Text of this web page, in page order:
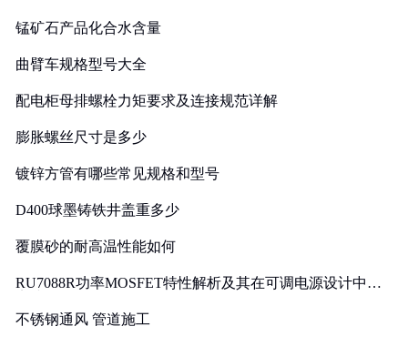
锰矿石产品化合水含量
曲臂车规格型号大全
配电柜母排螺栓力矩要求及连接规范详解
膨胀螺丝尺寸是多少
镀锌方管有哪些常见规格和型号
D400球墨铸铁井盖重多少
覆膜砂的耐高温性能如何
RU7088R功率MOSFET特性解析及其在可调电源设计中的
不锈钢通风 管道施工